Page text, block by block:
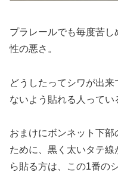
プラレールでも毎度苦
性の悪さ。
どうしたってシワが出
ないよう貼れる人ってい
おまけにボンネット下
ために、黒く太いタテ
ら貼る方は、この1番の